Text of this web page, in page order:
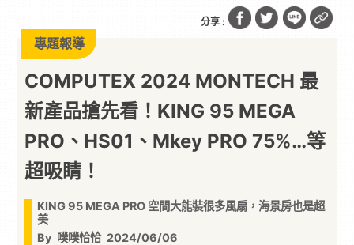
分享 :
專題報導
COMPUTEX 2024 MONTECH 最
新產品搶先看！KING 95 MEGA
PRO、HS01、Mkey PRO 75%…等
超吸睛！
KING 95 MEGA PRO 空間大能裝很多風扇，海景房也是超
美
By 噗噗恰恰 2024/06/06